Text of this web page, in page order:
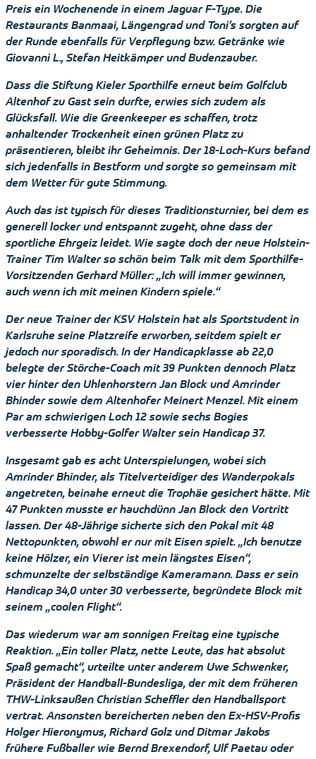
Preis ein Wochenende in einem Jaguar F-Type. Die
Restaurants Banmaai, Längengrad und Toni’s sorgten auf
der Runde ebenfalls für Verpflegung bzw. Getränke wie
Giovanni L., Stefan Heitkämper und Budenzauber.
Dass die Stiftung Kieler Sporthilfe erneut beim Golfclub
Altenhof zu Gast sein durfte, erwies sich zudem als
Glücksfall. Wie die Greenkeeper es schaffen, trotz
anhaltender Trockenheit einen grünen Platz zu
präsentieren, bleibt ihr Geheimnis. Der 18-Loch-Kurs befand
sich jedenfalls in Bestform und sorgte so gemeinsam mit
dem Wetter für gute Stimmung.
Auch das ist typisch für dieses Traditionsturnier, bei dem es
generell locker und entspannt zugeht, ohne dass der
sportliche Ehrgeiz leidet. Wie sagte doch der neue Holstein-
Trainer Tim Walter so schön beim Talk mit dem Sporthilfe-
Vorsitzenden Gerhard Müller: „Ich will immer gewinnen,
auch wenn ich mit meinen Kindern spiele.“
Der neue Trainer der KSV Holstein hat als Sportstudent in
Karlsruhe seine Platzreife erworben, seitdem spielt er
jedoch nur sporadisch. In der Handicapklasse ab 22,0
belegte der Störche-Coach mit 39 Punkten dennoch Platz
vier hinter den Uhlenhorstern Jan Block und Amrinder
Bhinder sowie dem Altenhofer Meinert Menzel. Mit einem
Par am schwierigen Loch 12 sowie sechs Bogies
verbesserte Hobby-Golfer Walter sein Handicap 37.
Insgesamt gab es acht Unterspielungen, wobei sich
Amrinder Bhinder, als Titelverteidiger des Wanderpokals
angetreten, beinahe erneut die Trophäe gesichert hätte. Mit
47 Punkten musste er hauchdünn Jan Block den Vortritt
lassen. Der 48-Jährige sicherte sich den Pokal mit 48
Nettopunkten, obwohl er nur mit Eisen spielt. „Ich benutze
keine Hölzer, ein Vierer ist mein längstes Eisen“,
schmunzelte der selbständige Kameramann. Dass er sein
Handicap 34,0 unter 30 verbesserte, begründete Block mit
seinem „coolen Flight“.
Das wiederum war am sonnigen Freitag eine typische
Reaktion. „Ein toller Platz, nette Leute, das hat absolut
Spaß gemacht“, urteilte unter anderem Uwe Schwenker,
Präsident der Handball-Bundesliga, der mit dem früheren
THW-Linksaußen Christian Scheffler den Handballsport
vertrat. Ansonsten bereicherten neben den Ex-HSV-Profis
Holger Hieronymus, Richard Golz und Ditmar Jakobs
frühere Fußballer wie Bernd Brexendorf, Ulf Paetau oder